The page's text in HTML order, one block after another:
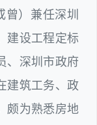
）兼任深圳
建设工程定标
、深圳市政府
建筑工务、政
颇为熟悉房地